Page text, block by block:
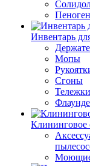
Инвентарь
Мопы
Сгоны
Клининговое
Моющие